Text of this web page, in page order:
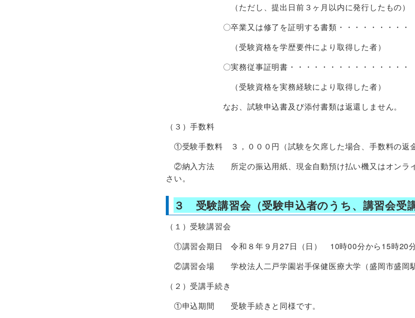
（ただし、提出日前３ヶ月以内に発行したもの）
〇卒業又は修了を証明する書類・・・・・・・・・
（受験資格を学歴要件により取得した者）
〇実務従事証明書・・・・・・・・・・・・・・・
（受験資格を実務経験により取得した者）
なお、試験申込書及び添付書類は返還しません。
（３）手数料
①受験手数料 ３，０００円（試験を欠席した場合、手数料の返金
②納入方法 所定の振込用紙、現金自動預け払い機又はオンラ
さい。
３ 受験講習会（受験申込者のうち、講習会受
（１）受験講習会
①講習会期日 令和８年９月27日（日） 10時00分から15時20
②講習会場 学校法人二戸学園岩手保健医療大学（盛岡市盛岡駅
（２）受講手続き
①申込期間 受験手続きと同様です。